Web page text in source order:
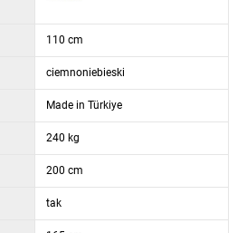
110 cm
ciemnoniebieski
Made in Türkiye
240 kg
200 cm
tak